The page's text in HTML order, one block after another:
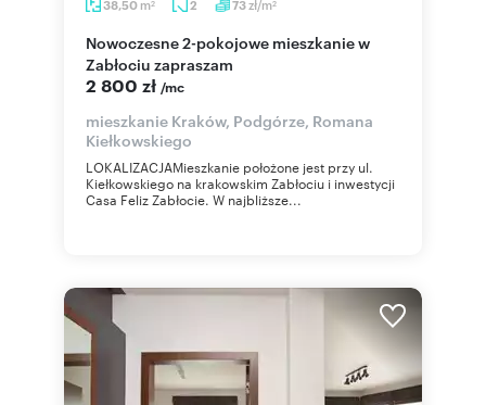
38,50 m2 2 73zł/m2
Nowoczesne 2-pokojowe mieszkanie w
Zabłociu zapraszam
2 800 zł /mc
mieszkanie Kraków, Podgórze, Romana
Kiełkowskiego
LOKALIZACJAMieszkanie położone jest przy ul.
Kiełkowskiego na krakowskim Zabłociu i inwestycji
Casa Feliz Zabłocie. W najbliższe...